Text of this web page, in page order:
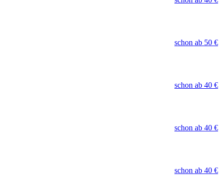
schon ab 50 €
schon ab 40 €
schon ab 40 €
schon ab 40 €